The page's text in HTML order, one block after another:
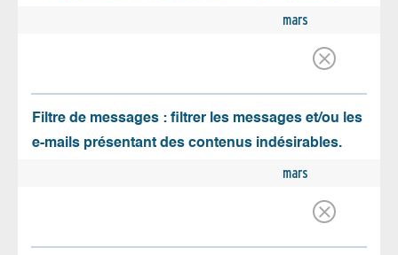
mars
Filtre de messages : filtrer les messages et/ou les
e-mails présentant des contenus indésirables.
mars